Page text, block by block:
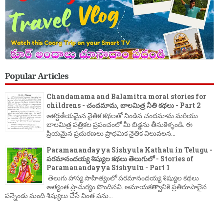
Popular Articles
Chandamama and Balamitra moral stories for
childrens - చందమామ, బాలమిత్ర నీతి కథలు - Part 2
ఆకర్షణీయమైన నైతిక కథలతో నిండిన చందమామ మరియు
బాలమిత్ర పత్రికల ప్రపంచంలో మీ బిడ్డను తీసుకెళ్ళండి. ఈ
ప్రియమైన ప్రచురణలు ప్రాథమిక నైతిక విలువలన...
Paramanandayya Sishyula Kathalu in Telugu -
పరమానందయ్య శిష్యుల కథలు తెలుగులో - Stories of
Paramanandayya Sishyulu - Part 1
తెలుగు హాస్య సాహిత్యంలో పరమానందయ్య శిష్యుల కథలు
అత్యంత ప్రాచుర్యం పొందినవి. అమాయకత్వానికి ప్రతిరూపాలైన
పన్నెండు మంది శిష్యులు చేసే వింత పను...